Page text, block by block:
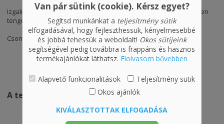
Izgalmas logikai játék, amely elvarázsolja a játékosokat a végtelen
tengerekre.
Csomagolás mérete: 35 x 22 x 4,5 cm
A termék értékelése
5.0(3 értékelés alapján)
Van pár sütink (cookie). Kérsz egyet?
Segítsd munkánkat a teljesítmény sütik
elfogadásával, hogy fejleszthessük, kényelmesebbé
és jobbá tehessük a weboldalt! Okos sütijeink
segítségével pedig továbbra is frappáns és hasznos
termékajánlókat láthatsz. Elolvasom bővebben
Alapvető funkcionalitások
Teljesítmény sütik
Okos ajánlók
KIVÁLASZTOTTAK ELFOGADÁSA